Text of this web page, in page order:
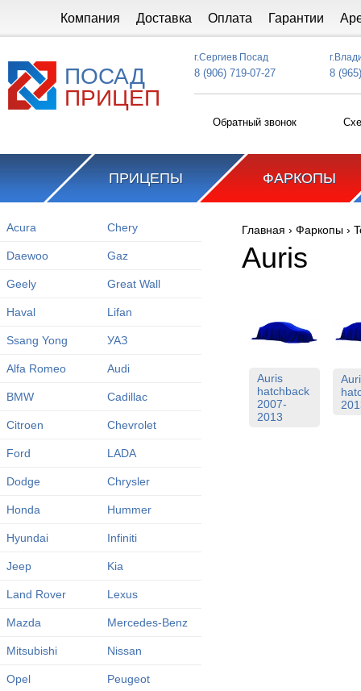
Компания Доставка Оплата Гарантии
ПОСАД
ПРИЦЕП
г.Сергиев Посад
8 (906) 719-07-27 8
Обратный звонок
ПРИЦЕПЫ ФАРКОПЫ
Acura Chery
Daewoo Gaz
Geely Great Wall
Haval Lifan
Ssang Yong УАЗ
Alfa Romeo Audi
BMW Cadillac
Citroen Chevrolet
Ford LADA
Dodge Chrysler
Honda Hummer
Hyundai Infiniti
Jeep Kia
Land Rover Lexus
Mazda Mercedes-Benz
Mitsubishi Nissan
Opel Peugeot
Вы здесь
Главная › Фаркопы ›
Auris
Auris
hatchback
2007-
2013